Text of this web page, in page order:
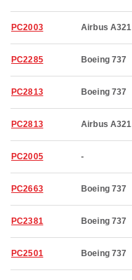
PC2003 Airbus A321
PC2285 Boeing 737
PC2813 Boeing 737
PC2813 Airbus A321
PC2005 -
PC2663 Boeing 737
PC2381 Boeing 737
PC2501 Boeing 737